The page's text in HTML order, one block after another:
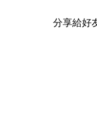
分享給好